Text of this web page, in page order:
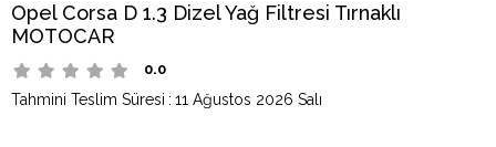
Opel Corsa D 1.3 Dizel Yağ Filtresi Tırnaklı
MOTOCAR
0.0
Tahmini Teslim Süresi : 11 Ağustos 2026 Salı